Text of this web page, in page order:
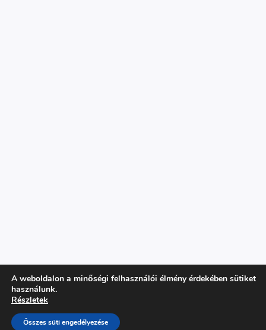
WordPress weboldal készítés: Sikerösvény
A weboldalon a minőségi felhasználói élmény érdekében sütiket
használunk.
Részletek
Összes süti engedélyezése